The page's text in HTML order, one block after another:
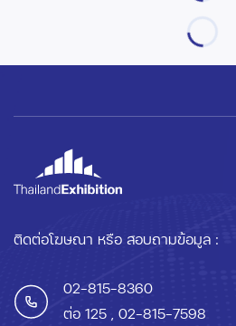
ติดต่อโฆษณา หรือ สอบถามข้อมูล :
02-815-8360
ต่อ 125 , 02-815-7598